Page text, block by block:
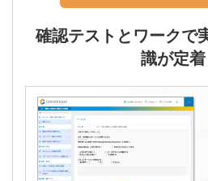
確認テストとワークで
識が定着